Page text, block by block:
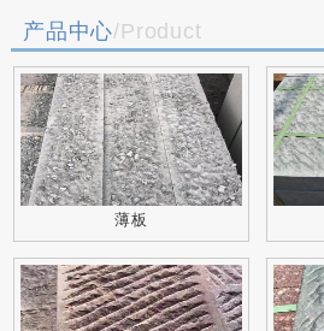
产品中心/Product
薄板